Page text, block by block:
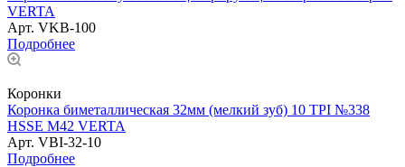
VERTA
Арт. VKB-100
Подробнее
Коронки
Коронка биметаллическая 32мм (мелкий зуб) 10 TPI №338
HSSE М42 VERTA
Арт. VBI-32-10
Подробнее